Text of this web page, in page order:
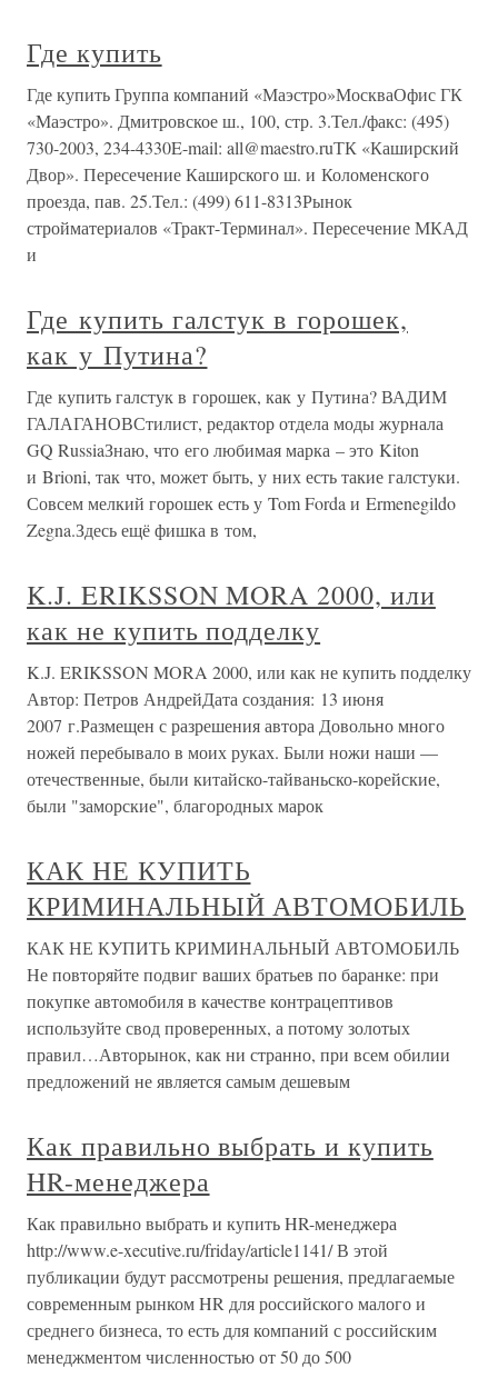
Где купить
Где купить Группа компаний «Маэстро»МоскваОфис ГК
«Маэстро». Дмитровское ш., 100, стр. 3.Тел./факс: (495)
730-2003, 234-4330E-mail: all@maestro.ruТК «Каширский
Двор». Пересечение Каширского ш. и Коломенского
проезда, пав. 25.Тел.: (499) 611-8313Рынок
стройматериалов «Тракт-Терминал». Пересечение МКАД
и
Где купить галстук в горошек,
как у Путина?
Где купить галстук в горошек, как у Путина? ВАДИМ
ГАЛАГАНОВСтилист, редактор отдела моды журнала
GQ RussiaЗнаю, что его любимая марка – это Kiton
и Brioni, так что, может быть, у них есть такие галстуки.
Совсем мелкий горошек есть у Tom Forda и Ermenegildo
Zegna.Здесь ещё фишка в том,
K.J. ERIKSSON MORA 2000, или
как не купить подделку
K.J. ERIKSSON MORA 2000, или как не купить подделку
Автор: Петров АндрейДата создания: 13 июня
2007 г.Размещен с разрешения автора Довольно много
ножей перебывало в моих руках. Были ножи наши —
отечественные, были китайско-тайваньско-корейские,
были "заморские", благородных марок
КАК НЕ КУПИТЬ
КРИМИНАЛЬНЫЙ АВТОМОБИЛЬ
КАК НЕ КУПИТЬ КРИМИНАЛЬНЫЙ АВТОМОБИЛЬ
Не повторяйте подвиг ваших братьев по баранке: при
покупке автомобиля в качестве контрацептивов
используйте свод проверенных, а потому золотых
правил…Авторынок, как ни странно, при всем обилии
предложений не является самым дешевым
Как правильно выбрать и купить
HR-менеджера
Как правильно выбрать и купить HR-менеджера
http://www.e-xecutive.ru/friday/article1141/ В этой
публикации будут рассмотрены решения, предлагаемые
современным рынком HR для российского малого и
среднего бизнеса, то есть для компаний с российским
менеджментом численностью от 50 до 500